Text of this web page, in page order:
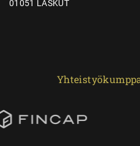
01051 LASKUT